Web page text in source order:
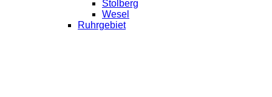
Stolberg
Wesel
Ruhrgebiet